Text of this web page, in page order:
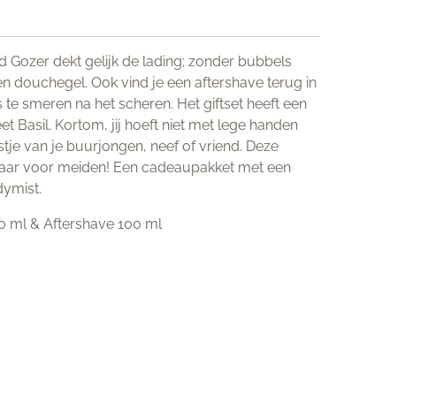
Gozer dekt gelijk de lading; zonder bubbels
douchegel. Ook vind je een aftershave terug in
smeren na het scheren. Het giftset heeft een
Basil. Kortom, jij hoeft niet met lege handen
van je buurjongen, neef of vriend. Deze
voor meiden! Een cadeaupakket met een
ml & Aftershave 100 ml